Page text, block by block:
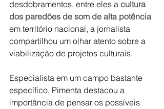
desdobramentos, entre eles a cultura
dos paredões de som de alta potência
em território nacional, a jornalista
compartilhou um olhar atento sobre a
viabilização de projetos culturais.
Especialista em um campo bastante
específico, Pimenta destacou a
importância de pensar os possíveis